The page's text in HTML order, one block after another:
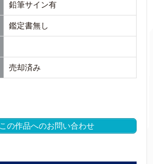
鉛筆サイン有
鑑定書無し
売却済み
の作品へのお問い合わせ